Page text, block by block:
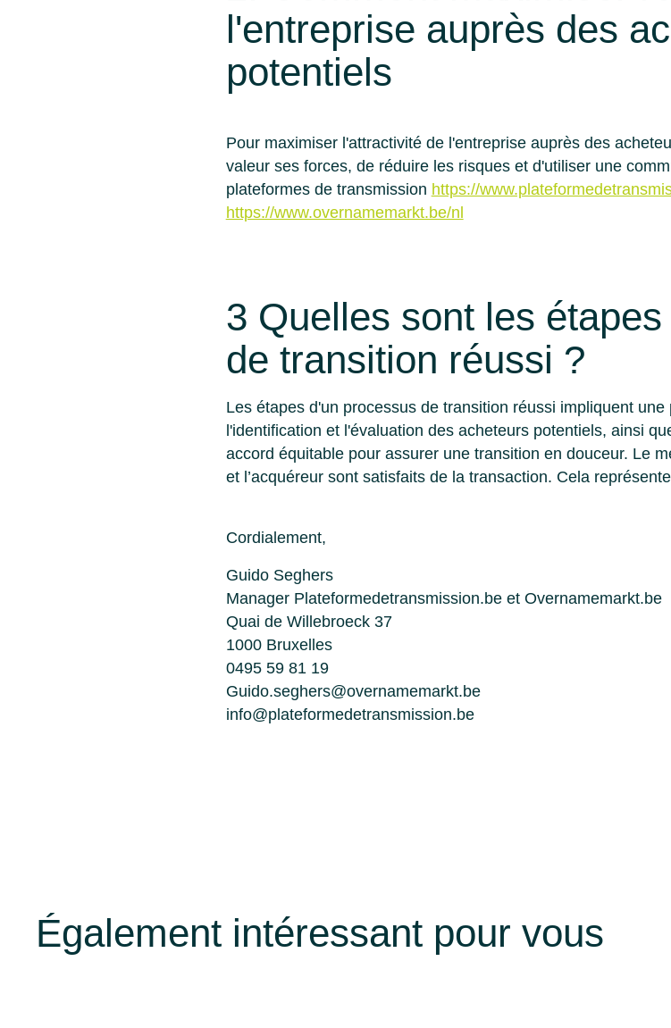
l'entreprise auprès des
potentiels
Pour maximiser l'attractivité de l'entreprise auprès des
valeur ses forces, de réduire les risques et d'utiliser une
plateformes de transmission https://
https://www.overnamemarkt.be/nl
3 Quelles sont les
de transition réussi ?
Les étapes d'un processus de transition réussi impliquent
l'identification et l'évaluation des acheteurs potentiels, ainsi
accord équitable pour assurer une transition en douceur. Le
et l’acquéreur sont satisfaits de la transaction. Cela
Cordialement,
Guido Seghers
Manager Plateformedetransmission.be et Overnamemarkt.be
Quai de Willebroeck 37
1000 Bruxelles
0495 59 81 19
Guido.seghers@overnamemarkt.be
info@plateformedetransmission.be
Également intéressant pour vous